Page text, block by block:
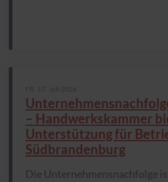
– Handwerkskammer
Unterstützung für
Südbrandenburg
Die Unternehmensnachfolge